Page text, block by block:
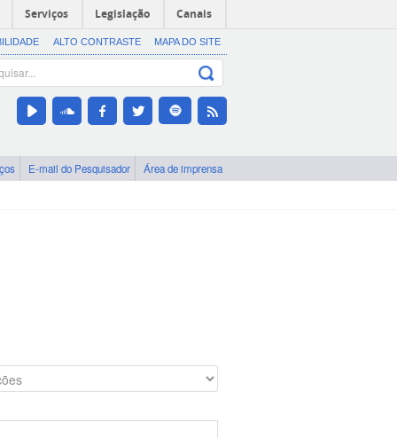
Serviços Legislação Canais
ALTO CONTRASTE MAPA DO SITE
E-mail do Pesquisador Área de imprensa